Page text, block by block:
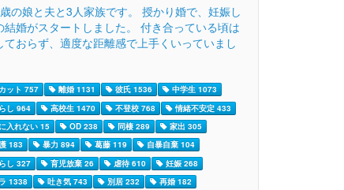
の娘と夫と3人家族です。 授かり婚で、妊娠し
結婚がスタートしました。 付き合っている頃は
ておらず、適度な距離感で上手くいっていまし
ット 757 離婚 1131 彼氏 1536
中学生 1073
し 964
高校生 1470 不登校 768
情緒不安定 433
入れない 15
OD 238 同棲 289
家出 305
183
暴力 894 葛藤 119
自暴自棄 104
し 327
育児放棄 26 虐待 610
妊娠 268
1338
吐き気 743 別居 232
再婚 182